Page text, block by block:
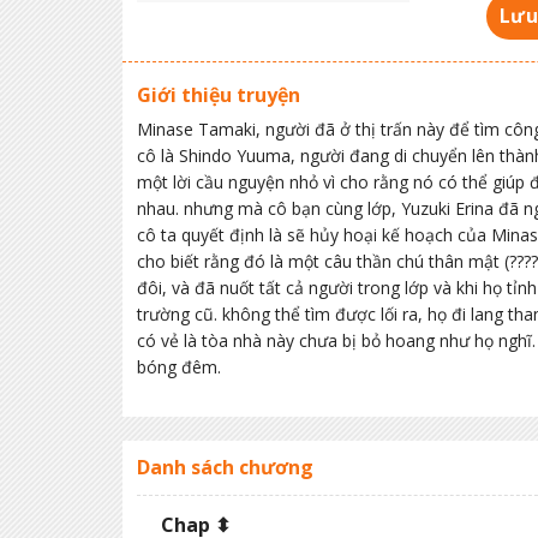
Giới thiệu truyện
Minase Tamaki, người đã ở thị trấn này để tìm
cô là Shindo Yuuma, người đang di chuyển lên
một lời cầu nguyện nhỏ vì cho rằng nó có thể
nhau. nhưng mà cô bạn cùng lớp, Yuzuki Erina đã
cô ta quyết định là sẽ hủy hoại kế hoạch của
cho biết rằng đó là một câu thần chú thân mật
đôi, và đã nuốt tất cả người trong lớp và khi họ
trường cũ. không thể tìm được lối ra, họ đi lang
có vẻ là tòa nhà này chưa bị bỏ hoang như họ
bóng đêm.
Danh sách chương
Chap ⬍